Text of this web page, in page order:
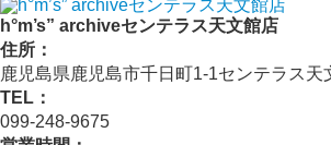
h°m’s” archiveセンテラス天文館店
住所：
鹿児島県鹿児島市千日町1-1センテラス天
TEL：
099-248-9675